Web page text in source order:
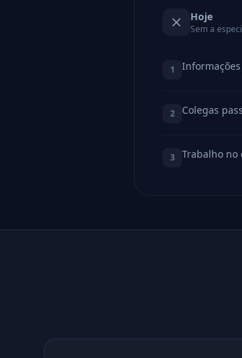
Hoje
Sem a
1
2 Colegas
3 Trabalho no